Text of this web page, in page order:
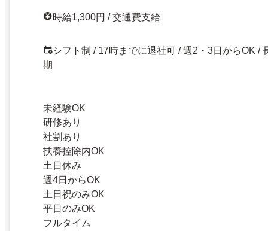
時給1,300円 / 交通費支給
シフト制 / 17時までに退社可 / 週2・3日からOK /
期
未経験OK
研修あり
社割あり
扶養控除内OK
土日休み
週4日からOK
土日祝のみOK
平日のみOK
フルタイム